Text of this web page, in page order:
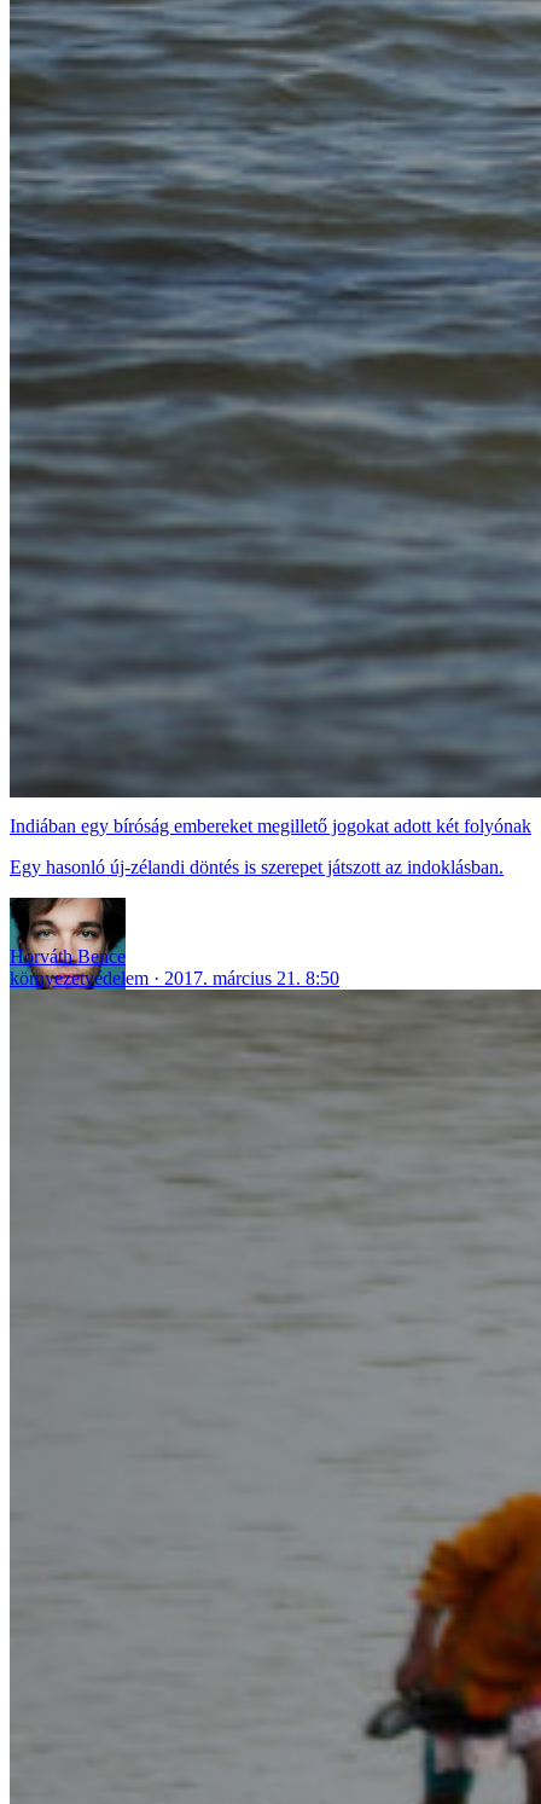
Indiában egy bíróság embereket megillető jogokat adott két folyónak
Egy hasonló új-zélandi döntés is szerepet játszott az indoklásban.
Horváth Bence
környezetvédelem
2017. március 21. 8:50